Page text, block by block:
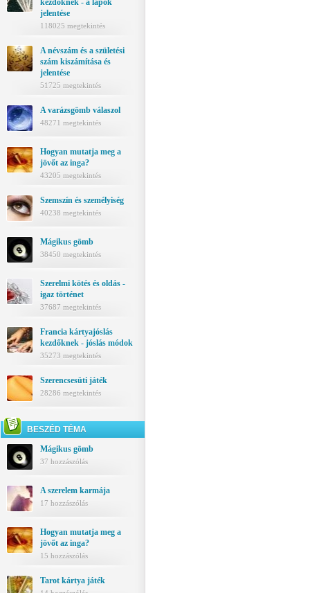
kezdőknek - a lapok
jelentése
118025 megtekintés
A névszám és a születési
szám kiszámítása és
jelentése
51725 megtekintés
A varázsgömb válaszol
48271 megtekintés
Hogyan mutatja meg a
jövőt az inga?
43205 megtekintés
Szemszín és személyiség
40238 megtekintés
Mágikus gömb
38450 megtekintés
Szerelmi kötés és oldás -
igaz történet
37687 megtekintés
Francia kártyajóslás
kezdőknek - jóslás módok
35273 megtekintés
Szerencsesüti játék
28286 megtekintés
BESZÉD TÉMA
Mágikus gömb
37 hozzászólás
A szerelem karmája
17 hozzászólás
Hogyan mutatja meg a
jövőt az inga?
15 hozzászólás
Tarot kártya játék